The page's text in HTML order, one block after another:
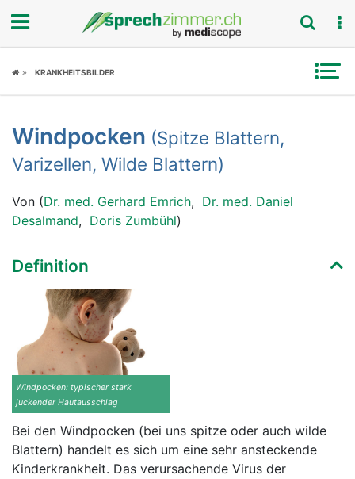
Fokus
Symptome
News
Ratgeber
Rubriken
KRANKHEITSBILDER
Windpocken (Spitze Blattern,
Varizellen, Wilde Blattern)
Von (Dr. med. Gerhard Emrich, Dr. med. Daniel
Desalmand, Doris Zumbühl)
Definition
Windpocken: typischer stark
juckender Hautausschlag
Bei den Windpocken (bei uns spitze oder auch wilde
Blattern) handelt es sich um eine sehr ansteckende
Kinderkrankheit. Das verursachende Virus der